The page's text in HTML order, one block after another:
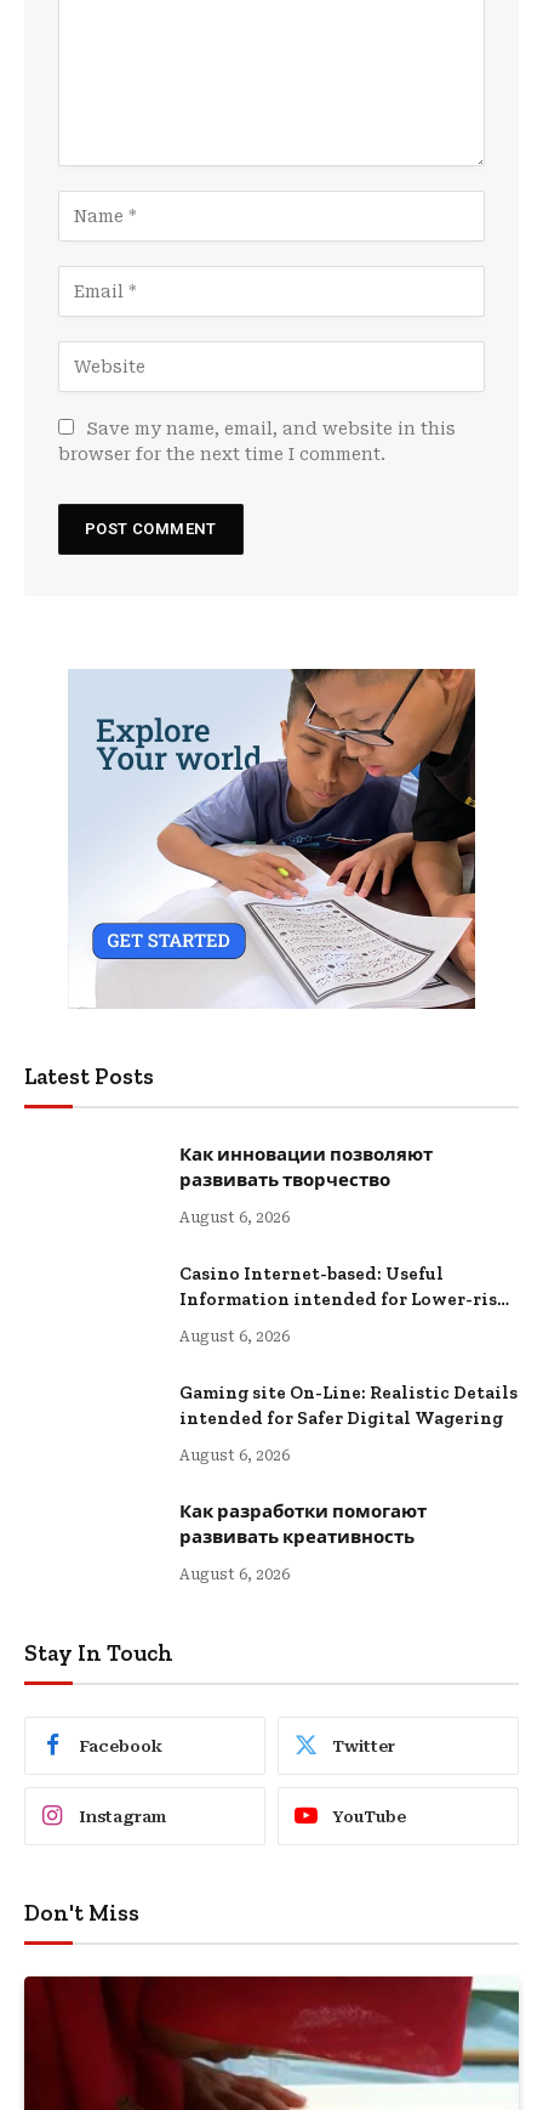
Save my name, email, and website in this
browser for the next time I comment.
Latest Posts
Как инновации позволяют
развивать творчество
August 6, 2026
Casino Internet-based: Useful
Information intended for Lower-risk
Online Wagering
August 6, 2026
Gaming site On-Line: Realistic Details
intended for Safer Digital Wagering
August 6, 2026
Как разработки помогают
развивать креативность
August 6, 2026
Stay In Touch
Facebook Twitter
Instagram YouTube
Don't Miss